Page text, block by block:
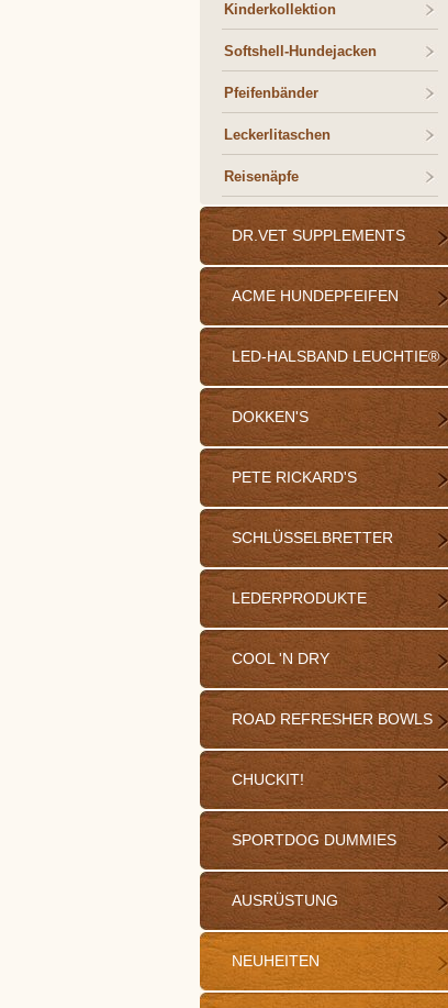
Kinderkollektion
Softshell-Hundejacken
Pfeifenbänder
Leckerlitaschen
Reisenäpfe
DR.VET SUPPLEMENTS
ACME HUNDEPFEIFEN
LED-HALSBAND LEUCHTIE®
DOKKEN'S
PETE RICKARD'S
SCHLÜSSELBRETTER
LEDERPRODUKTE
COOL 'N DRY
ROAD REFRESHER BOWLS
CHUCKIT!
SPORTDOG DUMMIES
AUSRÜSTUNG
NEUHEITEN